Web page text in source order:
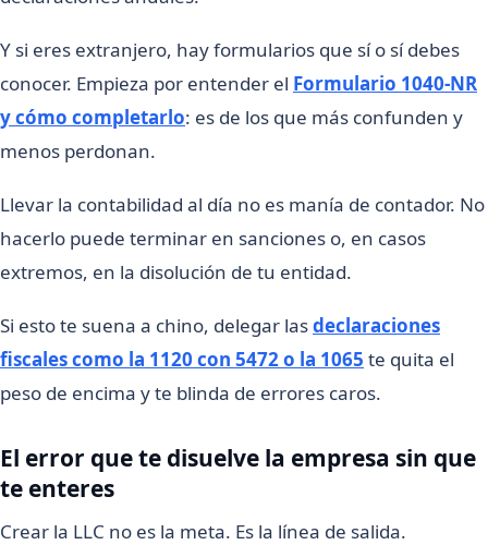
Y si eres extranjero, hay formularios que sí o sí debes
conocer. Empieza por entender el Formulario 1040-NR
y cómo completarlo: es de los que más confunden y
menos perdonan.
Llevar la contabilidad al día no es manía de contador. No
hacerlo puede terminar en sanciones o, en casos
extremos, en la disolución de tu entidad.
Si esto te suena a chino, delegar lasdeclaraciones
fiscales como la 1120 con 5472 o la 1065 te quita el
peso de encima y te blinda de errores caros.
El error que te disuelve la empresa sin que
te enteres
Crear la LLC no es la meta. Es la línea de salida.